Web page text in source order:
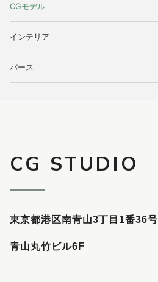
CGモデル
インテリア
パース
CG STUDIO
東京都港区南青山3丁目1番36号
青山丸竹ビル6F